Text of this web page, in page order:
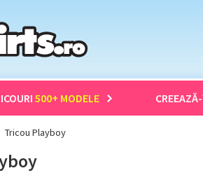
500+ MODELE
Tricou Playboy